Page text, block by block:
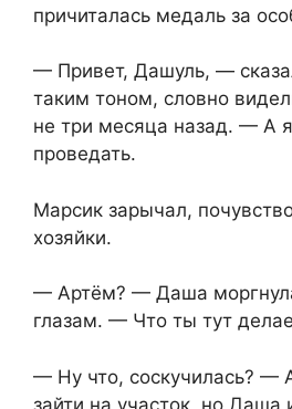
причиталась медаль за
— Привет, Дашуль, —
таким тоном, словно
не три месяца назад. — А
проведать.
Марсик зарычал,
хозяйки.
— Артём? — Даша
глазам. — Что ты тут
— Ну что, соскучилась? —
зайти на участок, но Даша